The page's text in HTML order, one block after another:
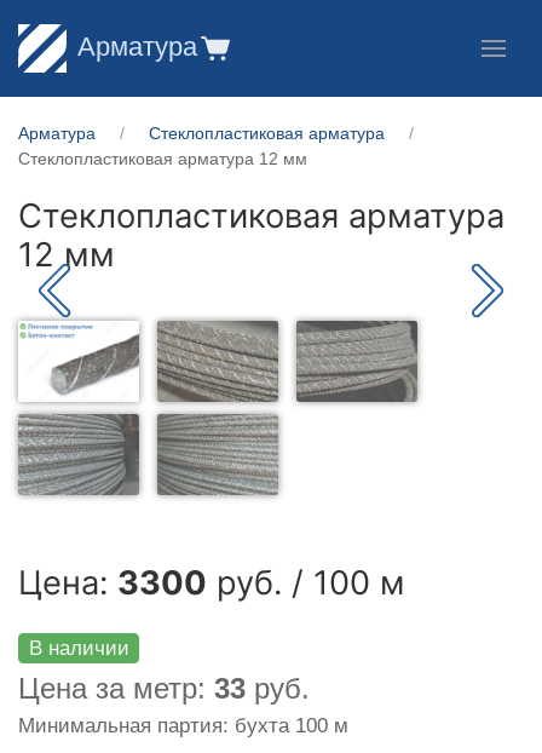
Арматура
Арматура
Стеклопластиковая арматура
Стеклопластиковая арматура 12 мм
Стеклопластиковая арматура
12 мм
Цена: 3300 руб. / 100 м
В наличии
Цена за метр: 33 руб.
Минимальная партия: бухта 100 м